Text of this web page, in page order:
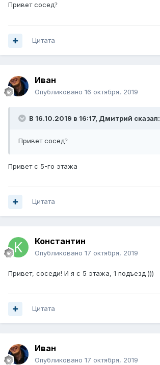
Привет сосед?
Цитата
Иван
Опубликовано 16 октября, 2019
В 16.10.2019 в 16:17, Дмитрий сказал:
Привет сосед?
Привет с 5-го этажа
Цитата
Константин
Опубликовано 17 октября, 2019
Привет, соседи! И я с 5 этажа, 1 подъезд )))
Цитата
Иван
Опубликовано 17 октября, 2019